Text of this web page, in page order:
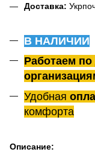
Доставка:
В НАЛИЧИИ
Работаем
Удобная
комфорта
Описание: